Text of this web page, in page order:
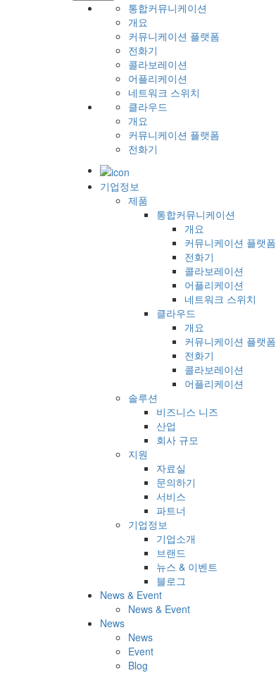
통합커뮤니케이션
개요
커뮤니케이션 플랫폼
전화기
콜라보레이션
어플리케이션
네트워크 스위치
클라우드
개요
커뮤니케이션 플랫폼
전화기
기업정보
제품
통합커뮤니케이션
개요
커뮤니케이션 플랫폼
전화기
콜라보레이션
어플리케이션
네트워크 스위치
클라우드
개요
커뮤니케이션 플랫폼
전화기
콜라보레이션
어플리케이션
솔루션
비즈니스 니즈
산업
회사 규모
지원
자료실
문의하기
서비스
파트너
기업정보
기업소개
브랜드
뉴스 & 이벤트
블로그
News & Event
News & Event
News
News
Event
Blog